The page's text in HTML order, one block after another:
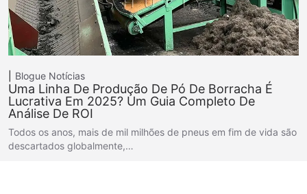
Blogue Notícias
Uma Linha De Produção De Pó De Borracha É
Lucrativa Em 2025? Um Guia Completo De
Análise De ROI
Todos os anos, mais de mil milhões de pneus em fim de vida são
descartados globalmente,…